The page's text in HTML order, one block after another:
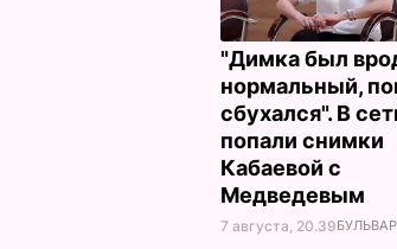
"Димка был
нормальный,
сбухался". В
попали снимки
Кабаевой с
Медведевым
7 августа, 20.39БУЛЬВАР